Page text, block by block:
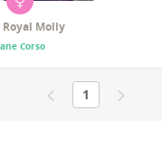
Royal Molly
Corso
1